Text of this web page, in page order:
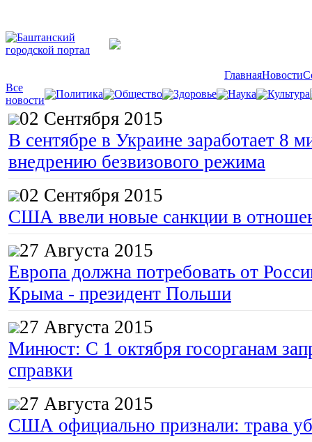
ГлавнаяНовости
Все
новости
Политика Общество Здоровье Наука Культура
02 Сентября 2015
В сентябре в Украине заработает 8
внедрению безвизового режима
02 Сентября 2015
США ввели новые санкции в
27 Августа 2015
Европа должна потребовать от
Крыма - президент Польши
27 Августа 2015
Минюст: С 1 октября госорганам
справки
27 Августа 2015
США официально признали: трава